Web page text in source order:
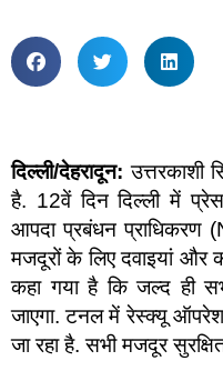
दिल्ली/देहरादून: उत्तरकाशी
है. 12वें दिन दिल्ली में
आपदा प्रबंधन
मजदूरों के लिए दवाइयां
कहा गया है कि जल्द ही
जाएगा. टनल में रेस्क्यू
जा रहा है. सभी मजदूर